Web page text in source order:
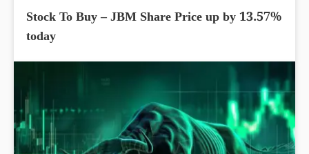
Stock To Buy – JBM Share Price up by 13.57%
today